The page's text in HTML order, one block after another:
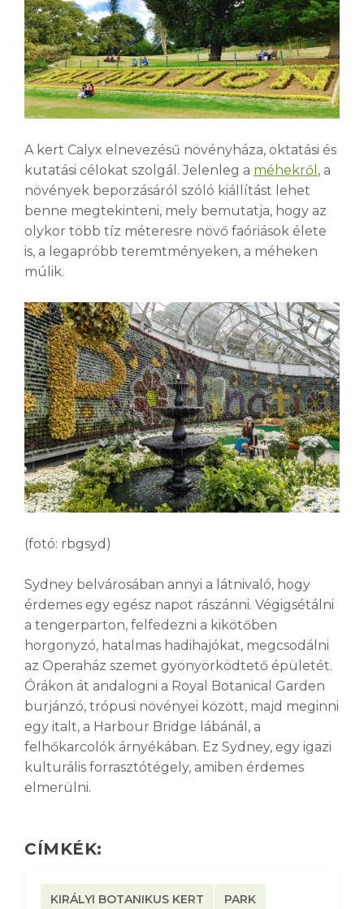
A kert Calyx elnevezésű növényháza, oktatási és
kutatási célokat szolgál. Jelenleg a méhekről , a
növények beporzásáról szóló kiállítást lehet
benne megtekinteni, mely bemutatja, hogy az
olykor több tíz méteresre növő faóriások élete
is, a legapróbb teremtményeken, a méheken
múlik.
(fotó: rbgsyd)
Sydney belvárosában annyi a látnivaló, hogy
érdemes egy egész napot rászánni. Végigsétálni
a tengerparton, felfedezni a kikötőben
horgonyzó, hatalmas hadihajókat, megcsodálni
az Operaház szemet gyönyörködtető épületét.
Órákon át andalogni a Royal Botanical Garden
burjánzó, trópusi növényei között, majd meginni
egy italt, a Harbour Bridge lábánál, a
felhőkarcolók árnyékában. Ez Sydney, egy igazi
kulturális forrasztótégely, amiben érdemes
elmerülni.
CÍMKÉK:
KIRÁLYI BOTANIKUS KERT PARK